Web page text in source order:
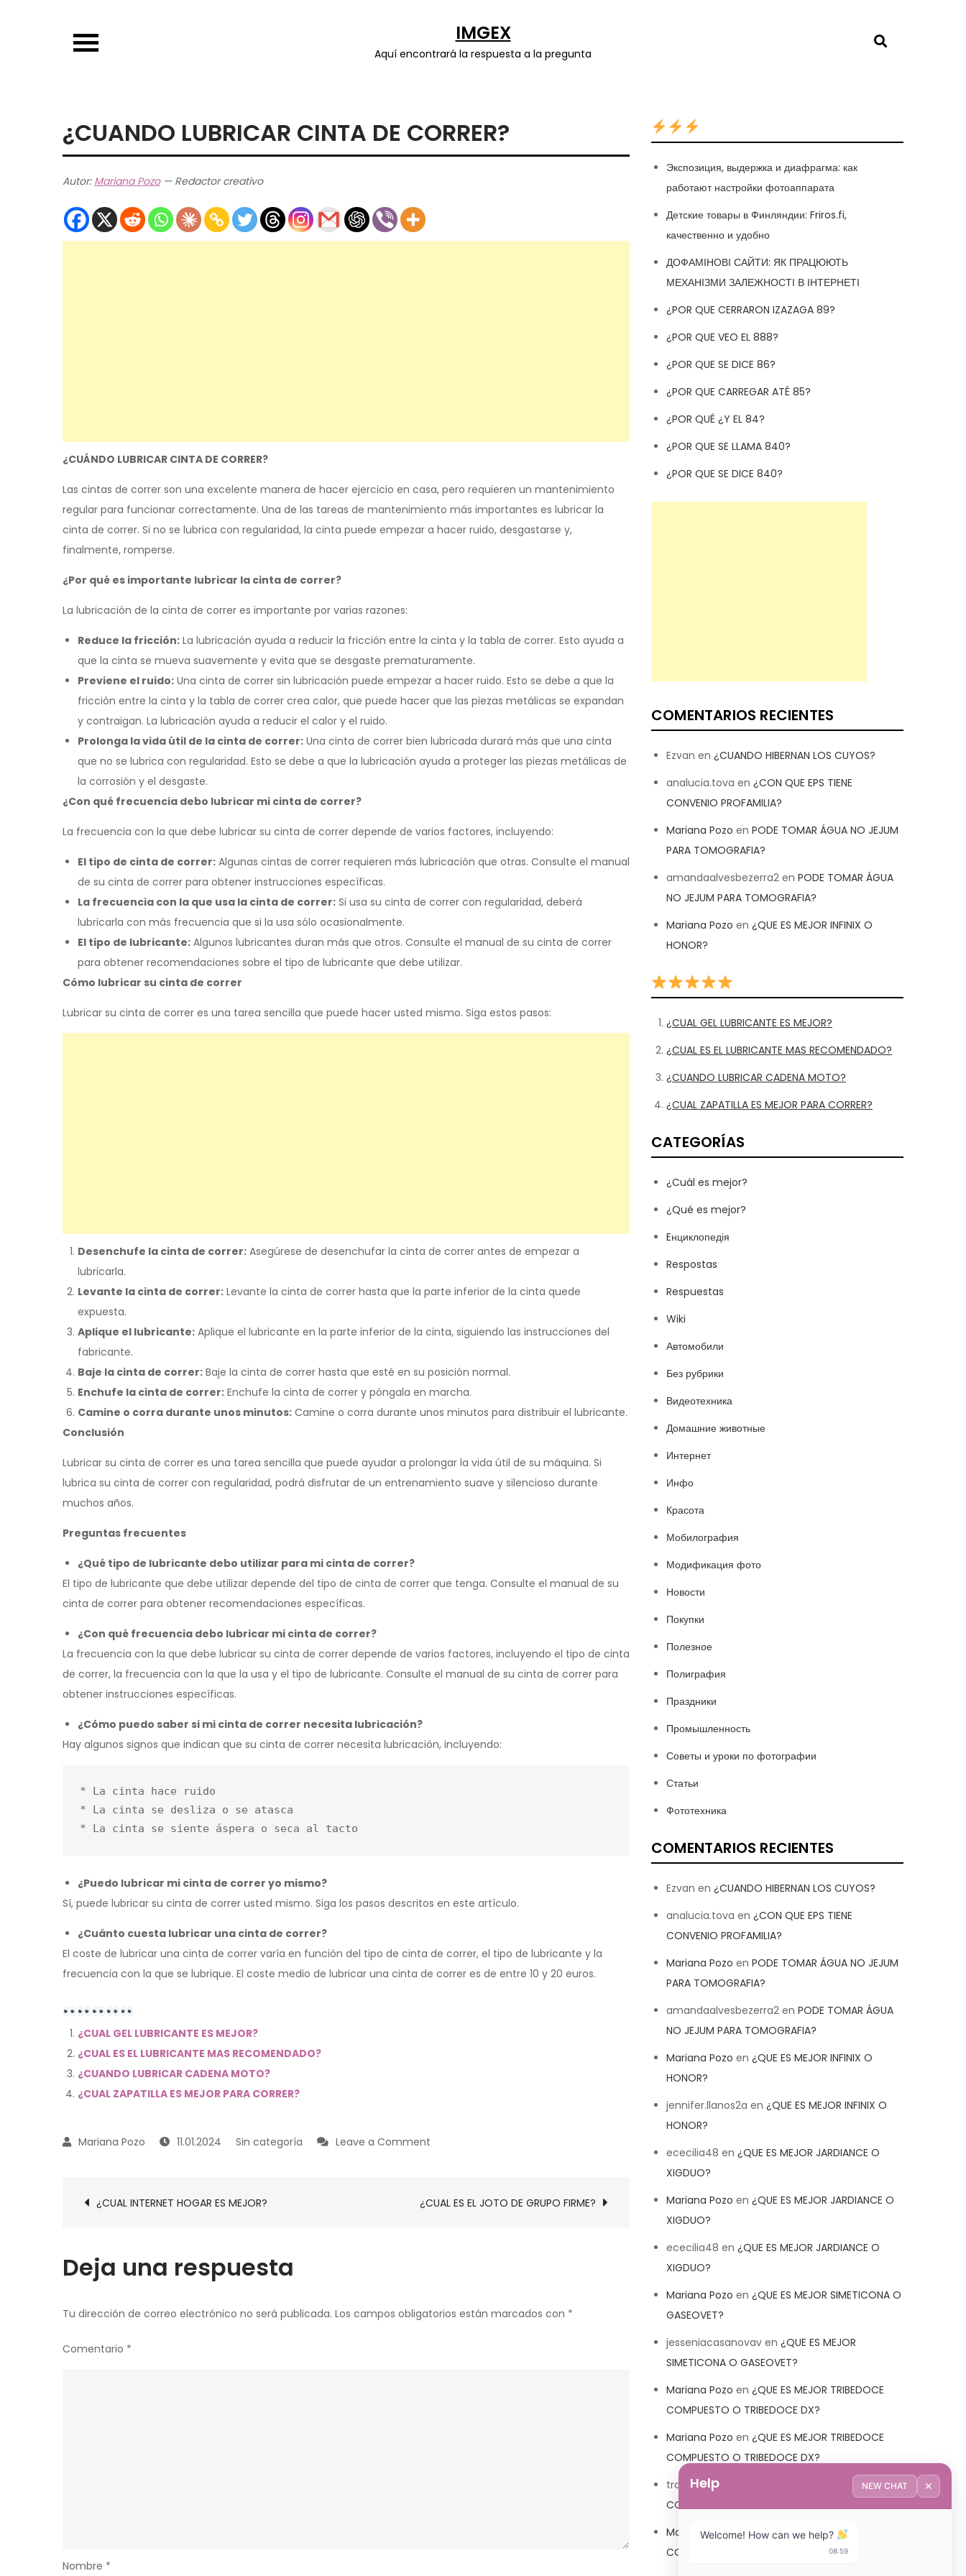
IMGEX
Aquí encontrará la respuesta a la pregunta
¿CUANDO LUBRICAR CINTA DE CORRER?
Autor: Mariana Pozo— Redactor creativo
¿CUÁNDO LUBRICAR CINTA DE CORRER?
Las cintas de correr son una excelente manera de hacer ejercicio en casa, pero requieren un mantenimiento
regular para funcionar correctamente. Una de las tareas de mantenimiento más importantes es lubricar la
cinta de correr. Si no se lubrica con regularidad, la cinta puede empezar a hacer ruido, desgastarse y,
finalmente, romperse.
¿Por qué es importante lubricar la cinta de correr?
La lubricación de la cinta de correr es importante por varias razones:
Reduce la fricción: La lubricación ayuda a reducir la fricción entre la cinta y la tabla de correr. Esto ayuda a
que la cinta se mueva suavemente y evita que se desgaste prematuramente.
Previene el ruido: Una cinta de correr sin lubricación puede empezar a hacer ruido. Esto se debe a que la
fricción entre la cinta y la tabla de correr crea calor, que puede hacer que las piezas metálicas se expandan
y contraigan. La lubricación ayuda a reducir el calor y el ruido.
Prolonga la vida útil de la cinta de correr: Una cinta de correr bien lubricada durará más que una cinta
que no se lubrica con regularidad. Esto se debe a que la lubricación ayuda a proteger las piezas metálicas de
la corrosión y el desgaste.
¿Con qué frecuencia debo lubricar mi cinta de correr?
La frecuencia con la que debe lubricar su cinta de correr depende de varios factores, incluyendo:
El tipo de cinta de correr: Algunas cintas de correr requieren más lubricación que otras. Consulte el manual
de su cinta de correr para obtener instrucciones específicas.
La frecuencia con la que usa la cinta de correr: Si usa su cinta de correr con regularidad, deberá
lubricarla con más frecuencia que si la usa sólo ocasionalmente.
El tipo de lubricante: Algunos lubricantes duran más que otros. Consulte el manual de su cinta de correr
para obtener recomendaciones sobre el tipo de lubricante que debe utilizar.
Cómo lubricar su cinta de correr
Lubricar su cinta de correr es una tarea sencilla que puede hacer usted mismo. Siga estos pasos:
Desenchufe la cinta de correr: Asegúrese de desenchufar la cinta de correr antes de empezar a
lubricarla.
Levante la cinta de correr: Levante la cinta de correr hasta que la parte inferior de la cinta quede
expuesta.
Aplique el lubricante: Aplique el lubricante en la parte inferior de la cinta, siguiendo las instrucciones del
fabricante.
Baje la cinta de correr: Baje la cinta de correr hasta que esté en su posición normal.
Enchufe la cinta de correr: Enchufe la cinta de correr y póngala en marcha.
Camine o corra durante unos minutos: Camine o corra durante unos minutos para distribuir el lubricante.
Conclusión
Lubricar su cinta de correr es una tarea sencilla que puede ayudar a prolongar la vida útil de su máquina. Si
lubrica su cinta de correr con regularidad, podrá disfrutar de un entrenamiento suave y silencioso durante
muchos años.
Preguntas frecuentes
¿Qué tipo de lubricante debo utilizar para mi cinta de correr?
El tipo de lubricante que debe utilizar depende del tipo de cinta de correr que tenga. Consulte el manual de su
cinta de correr para obtener recomendaciones específicas.
¿Con qué frecuencia debo lubricar mi cinta de correr?
La frecuencia con la que debe lubricar su cinta de correr depende de varios factores, incluyendo el tipo de cinta
de correr, la frecuencia con la que la usa y el tipo de lubricante. Consulte el manual de su cinta de correr para
obtener instrucciones específicas.
¿Cómo puedo saber si mi cinta de correr necesita lubricación?
Hay algunos signos que indican que su cinta de correr necesita lubricación, incluyendo:
* La cinta hace ruido
* La cinta se desliza o se atasca
¿Puedo lubricar mi cinta de correr yo mismo?
Sí, puede lubricar su cinta de correr usted mismo. Siga los pasos descritos en este artículo.
¿Cuánto cuesta lubricar una cinta de correr?
El coste de lubricar una cinta de correr varía en función del tipo de cinta de correr, el tipo de lubricante y la
frecuencia con la que se lubrique. El coste medio de lubricar una cinta de correr es de entre 10 y 20 euros.
¿CUAL GEL LUBRICANTE ES MEJOR?
¿CUAL ES EL LUBRICANTE MAS RECOMENDADO?
¿CUANDO LUBRICAR CADENA MOTO?
¿CUAL ZAPATILLA ES MEJOR PARA CORRER?
11.01.2024 Sin categoría Leave a Comment
CINTA
Navegación
¿CUAL INTERNET HOGAR ES MEJOR? ¿CUAL ES EL JOTO DE GRUPO FIRME?
Deja una respuesta
Tu dirección de correo electrónico no será publicada. Los campos obligatorios están marcados con *
Comentario *
Nombre *
Экспозиция, выдержка и диафрагма: как
работают настройки фотоаппарата
Детские товары в Финляндии: Friros.fi,
качественно и удобно
ДОФАМІНОВІ САЙТИ: ЯК ПРАЦЮЮТЬ
МЕХАНІЗМИ ЗАЛЕЖНОСТІ В ІНТЕРНЕТІ
¿POR QUE CERRARON IZAZAGA 89?
¿POR QUE VEO EL 888?
¿POR QUE SE DICE 86?
¿POR QUE CARREGAR ATÉ 85?
¿POR QUÉ ¿Y EL 84?
¿POR QUE SE LLAMA 840?
¿POR QUE SE DICE 840?
COMENTARIOS RECIENTES
Ezvan en ¿CUANDO HIBERNAN LOS CUYOS?
analucia.tova en ¿CON QUE EPS TIENE
CONVENIO PROFAMILIA?
Mariana Pozo en PODE TOMAR ÁGUA NO JEJUM
PARA TOMOGRAFIA?
amandaalvesbezerra2 en PODE TOMAR ÁGUA
NO JEJUM PARA TOMOGRAFIA?
Mariana Pozo en ¿QUE ES MEJOR INFINIX O
HONOR?
¿CUAL GEL LUBRICANTE ES MEJOR?
¿CUAL ES EL LUBRICANTE MAS RECOMENDADO?
¿CUANDO LUBRICAR CADENA MOTO?
¿CUAL ZAPATILLA ES MEJOR PARA CORRER?
CATEGORÍAS
¿Cuál es mejor?
¿Qué es mejor?
Eнциклопедія
Respostas
Respuestas
Wiki
Автомобили
Без рубрики
Видеотехника
Домашние животные
Интернет
Инфо
Красота
Мобилография
Модификация фото
Новости
Покупки
Полезное
Полиграфия
Праздники
Промышленность
Советы и уроки по фотографии
Статьи
Фототехника
COMENTARIOS RECIENTES
Ezvan en ¿CUANDO HIBERNAN LOS CUYOS?
analucia.tova en ¿CON QUE EPS TIENE
CONVENIO PROFAMILIA?
Mariana Pozo en PODE TOMAR ÁGUA NO JEJUM
PARA TOMOGRAFIA?
amandaalvesbezerra2 en PODE TOMAR ÁGUA
NO JEJUM PARA TOMOGRAFIA?
Mariana Pozo en ¿QUE ES MEJOR INFINIX O
HONOR?
jennifer.llanos2a en ¿QUE ES MEJOR INFINIX O
HONOR?
ececilia48 en ¿QUE ES MEJOR JARDIANCE O
XIGDUO?
Mariana Pozo en ¿QUE ES MEJOR JARDIANCE O
XIGDUO?
ececilia48 en ¿QUE ES MEJOR JARDIANCE O
XIGDUO?
Mariana Pozo en ¿QUE ES MEJOR SIMETICONA O
GASEOVET?
jesseniacasanovav en ¿QUE ES MEJOR
SIMETICONA O GASEOVET?
Mariana Pozo en ¿QUE ES MEJOR TRIBEDOCE
COMPUESTO O TRIBEDOCE DX?
Mariana Pozo en ¿QUE ES MEJOR TRIBEDOCE
COMPUESTO O TRIBEDOCE DX?
trolls_pipisen
¿QUE ES MEJOR TRIBEDOCE
COMPUESTO O TRIBEDOCE DX?
Mariana Pozoen¿QUE ES MEJOR TRIBEDOCE
COMPUESTO O TRIBEDOCE DX?
Help NEW CHAT ✕
Welcome! How can we help?
08:59